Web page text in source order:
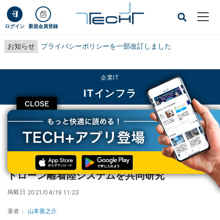
ログイン 新規会員登録
お知らせ プライバシーポリシーを一部改訂しました
CLOSE
企業IT
ITインフラ
TECH+ 企業IT
ITインフラ
NTTデータと東北大、インフラ設備点検向けドローン離着陸システムを共同研究
NTTデータと東北大、インフラ設備点検向け
ドローン離着陸システムを共同研究
掲載日 2021/04/19 11:23
著者： 山本善之介